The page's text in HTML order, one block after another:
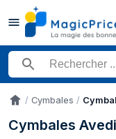
Rechercher un
AccueilCymbales
Cymbales